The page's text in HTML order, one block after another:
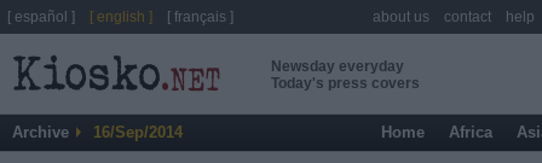
Newsday everyday
Today's press covers
Archive 16/Sep/2014 Home Africa
[ español ] [ english ] [ français ] about us contact help